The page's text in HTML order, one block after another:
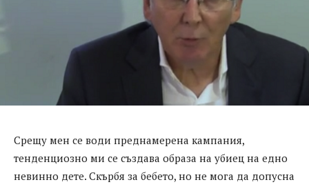
Срещу мен се води преднамерена кампания,
тенденциозно ми се създава образа на убиец на едно
невинно дете. Скърбя за бебето, но не мога да допусна